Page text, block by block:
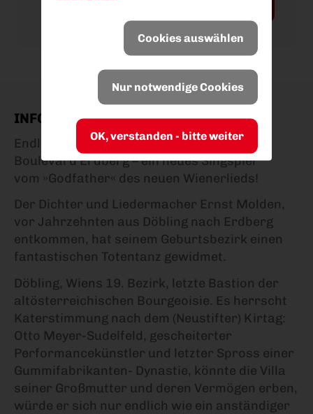
Cookies auswählen
Nur notwendige Cookies
OK, verstanden - bitte weiter
INFO
Endlich – nach Jahren der Entbehrung am
Boulevard Erdberg – ein neues Singspiel
vom »Godfather« des neuen Wienerlieds!
Der Dichter und Liedermacher Ernst Molden,
vor Jahrzehnten aus Döbling nach Erdberg
entkommen, hat seinem Geburtsbezirk einen
fantastischen Totentanz gewidmet.
Döbling, Wiens 19. Bezirk, letzte Bastion der
altösterreichischen Bourgeoisie. Es herrscht
Katerstimmung nach dem (Neustifter) Kirtag:
Otto Meyer-Sudelfeld, gescheiterter
Performancekünstler und letzter Spross einer
Gummifabrikanten- Dynastie, könnte die Villa
seiner Großmutter und deren Vermögen erben,
würde er sich nur endlich wie ein anständiger